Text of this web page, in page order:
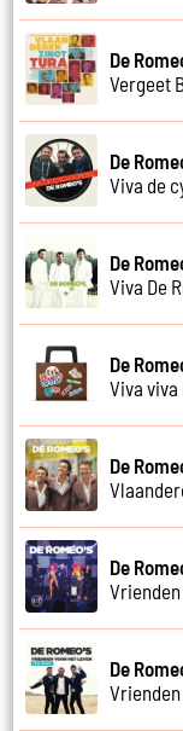
De
Vergeet
De
Viva de
De
Viva De
De
Viva viva
De
De
De